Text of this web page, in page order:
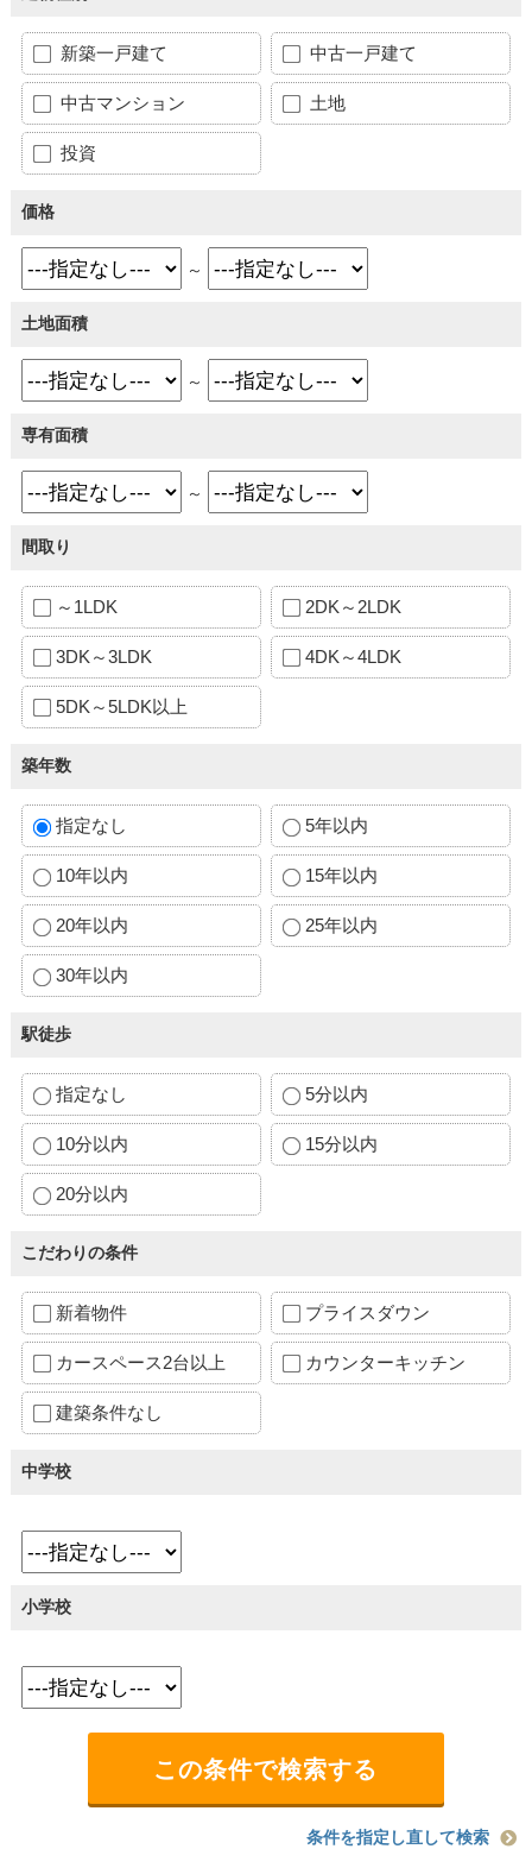
新築一戸建て 中古一戸建て
中古マンション 土地
投資
価格
～
土地面積
～
専有面積
～
間取り
～1LDK 2DK～2LDK
3DK～3LDK 4DK～4LDK
5DK～5LDK以上
築年数
指定なし 5年以内
10年以内 15年以内
20年以内 25年以内
30年以内
駅徒歩
指定なし 5分以内
10分以内 15分以内
20分以内
こだわりの条件
新着物件 プライスダウン
カースペース2台以上 カウンターキッチン
建築条件なし
中学校
小学校
条件を指定し直して検索